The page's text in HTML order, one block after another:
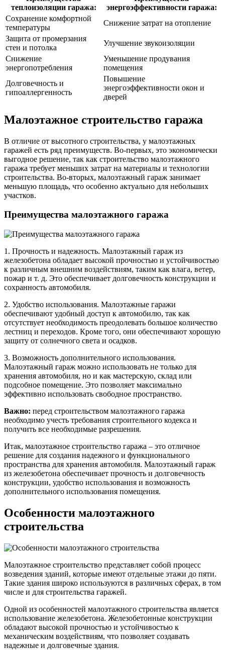
теплоизоляции гаража:
энергоэффективности гаража:
Сохранение комфортной
температуры
Снижение затрат на отопление
Защита от промерзания
стен и потолка
Улучшение звукоизоляции
Снижение
энергопотребления
Уменьшение продувания
помещения
Долговечность и
гипоаллергенность
Повышение
энергоэффективности окон и
дверей
Малоэтажное строительство гаража
В отличие от высотного строительства, у малоэтажных
гаражей есть ряд преимуществ. Во-первых, это экономически
выгодное решение, так как строительство малоэтажного
гаража требует меньших затрат на материалы и технологии
строительства. Во-вторых, малоэтажный гараж занимает
меньшую площадь, что особенно актуально для небольших
участков.
Преимущества малоэтажного гаража
1. Прочность и надежность. Малоэтажный гараж из
железобетона обладает высокой прочностью и устойчивостью
к различным внешним воздействиям, таким как влага, ветер,
пожар и т. д. Это обеспечивает долговечность конструкции и
сохранность автомобиля.
2. Удобство использования. Малоэтажные гаражи
обеспечивают удобный доступ к автомобилю, так как
отсутствует необходимость преодолевать большое количество
лестниц и переходов. Кроме того, они обеспечивают хорошую
защиту от солнечного света и осадков.
3. Возможность дополнительного использования.
Малоэтажный гараж можно использовать не только для
хранения автомобиля, но и как мастерскую, склад или
подсобное помещение. Это позволяет максимально
эффективно использовать свободное пространство.
Важно: перед строительством малоэтажного гаража
необходимо учесть требования строительного кодекса и
получить все необходимые разрешения.
Итак, малоэтажное строительство гаража – это отличное
решение для создания надежного и функционального
пространства для хранения автомобиля. Малоэтажный гараж
из железобетона обеспечивает прочность и долговечность
конструкции, удобство использования и возможность
дополнительного использования помещения.
Особенности малоэтажного
строительства
Малоэтажное строительство представляет собой процесс
возведения зданий, которые имеют отдельные этажи до пяти.
Такие здания широко используются в различных сферах, в том
числе и для строительства гаражей.
Одной из особенностей малоэтажного строительства является
использование железобетона. Железобетонные конструкции
обладают высокой прочностью и устойчивостью к
механическим воздействиям, что позволяет создавать
надежные и долговечные здания.